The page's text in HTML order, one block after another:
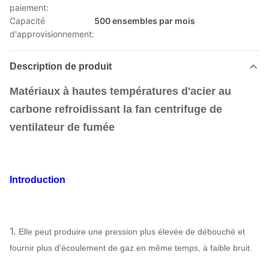
paiement:
Capacité
d'approvisionnement:
500 ensembles par mois
Description de produit
Matériaux à hautes températures d'acier au
carbone refroidissant la fan centrifuge de
ventilateur de fumée
Introduction
1. Elle peut produire une pression plus élevée de débouché et
fournir plus d'écoulement de gaz en même temps, à faible bruit.